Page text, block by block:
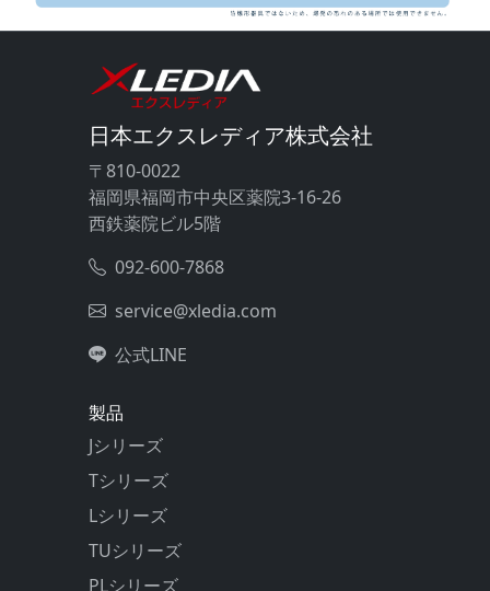
日本エクスレディア株式会社
〒810-0022
福岡県福岡市中央区薬院3-16-26
西鉄薬院ビル5階
092-600-7868
service@xledia.com
公式LINE
製品
Jシリーズ
Tシリーズ
Lシリーズ
TUシリーズ
PLシリーズ